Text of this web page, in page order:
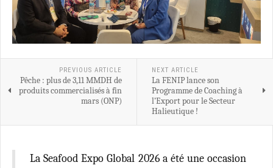
PREVIOUS ARTICLE
Pêche : plus de 3,11 MMDH de
produits commercialisés à fin
mars (ONP)
NEXT ARTICLE
La FENIP lance son
Programme de Coaching à
l’Export pour le Secteur
Halieutique !
La Seafood Expo Global 2026 a été une occasion